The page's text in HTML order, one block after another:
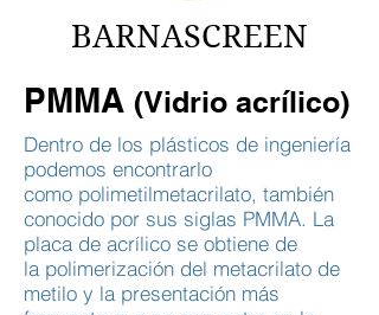
BARNASCREEN
PMMA (Vidrio acrílico)
Dentro de los plásticos de ingeniería
podemos encontrarlo
como polimetilmetacrilato, también
conocido por sus siglas PMMA. La
placa de acrílico se obtiene de
la polimerización del metacrilato de
metilo y la presentación más